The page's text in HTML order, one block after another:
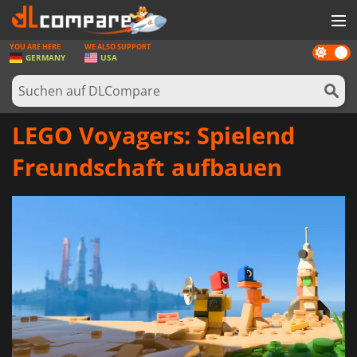
SPIELE
SPIEL KARTEN
SOFTWARE
ANMELDEN ODER REGISTRIEREN
Dark
mode
YOU ARE HERE
GERMANY
WE ALSO SUPPORT
USA
LEGO Voyagers: Spielend
Freundschaft aufbauen